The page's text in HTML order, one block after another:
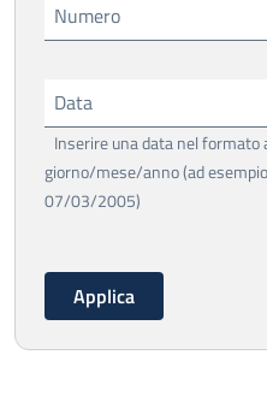
Numero
Data
Inserire una data nel
giorno/mese/anno (ad
07/03/2005)